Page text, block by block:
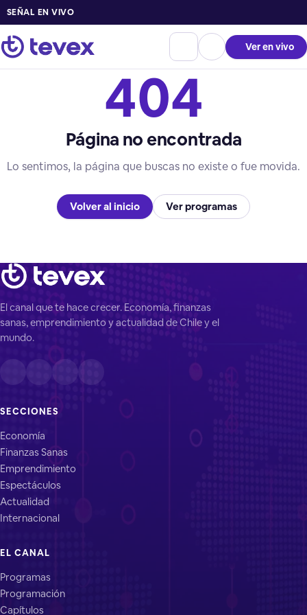
SEÑAL EN VIVO
Ver en vivo
404
Página no encontrada
Lo sentimos, la página que buscas no existe o fue movida.
Volver al inicio Ver programas
El canal que te hace crecer. Economía, finanzas
sanas, emprendimiento y actualidad de Chile y el
mundo.
SECCIONES
Economía
Finanzas Sanas
Emprendimiento
Espectáculos
Actualidad
Internacional
EL CANAL
Programas
Programación
Capítulos